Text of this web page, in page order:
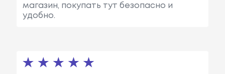
магазин, покупать тут безопасно и
удобно.